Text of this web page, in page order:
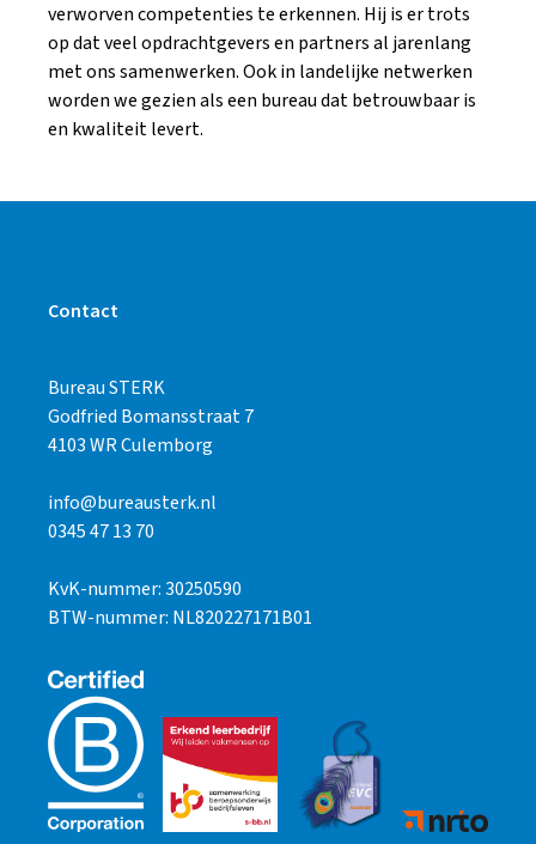
verworven competenties te erkennen. Hij is er trots
op dat veel opdrachtgevers en partners al jarenlang
met ons samenwerken. Ook in landelijke netwerken
worden we gezien als een bureau dat betrouwbaar is
en kwaliteit levert.
Contact
Bureau STERK
Godfried Bomansstraat 7
4103 WR Culemborg
info@bureausterk.nl
0345 47 13 70
KvK-nummer: 30250590
BTW-nummer: NL820227171B01